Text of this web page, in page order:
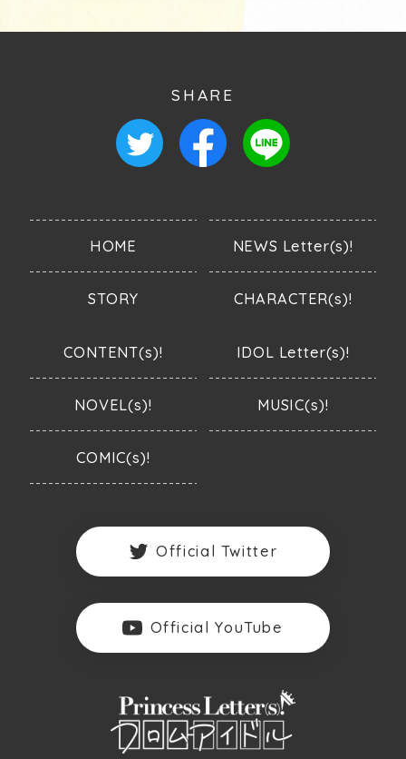
SHARE
HOME NEWS Letter(s)!
STORY CHARACTER(s)!
CONTENT(s)! IDOL Letter(s)!
NOVEL(s)! MUSIC(s)!
COMIC(s)!
Official Twitter
Official YouTube